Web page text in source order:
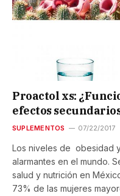
Proactol xs:
efectos
SUPLEMENTOS 07/22/2017
Los niveles de obesidad
alarmantes en el mundo.
salud y nutrición en
73% de las mujeres